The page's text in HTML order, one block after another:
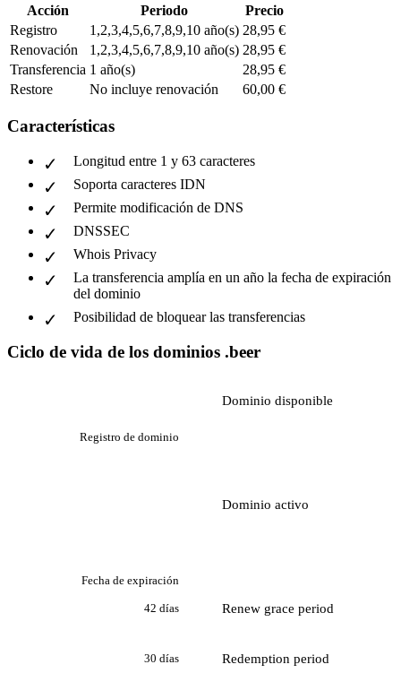
Acción Periodo
Precio
Registro
1,2,3,4,5,6,7,8,9,10 año(s) 28,95 €
Renovación
1,2,3,4,5,6,7,8,9,10 año(s) 28,95 €
Transferencia 1 año(s)
28,95 €
Restore
No incluye renovación 60,00 €
Características
Longitud entre 1 y 63 caracteres
Soporta caracteres IDN
Permite modificación de DNS
DNSSEC
Whois Privacy
La transferencia amplía en un año la fecha de expiración
del dominio
Posibilidad de bloquear las transferencias
Ciclo de vida de los dominios .beer
Dominio disponible
Registro de dominio
Dominio activo
Fecha de expiración
42 días Renew grace period
30 días Redemption period